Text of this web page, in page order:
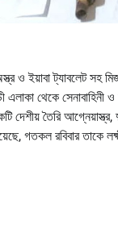
ও ইয়াবা ট্যাবলেট
থেকে
দেশীয় তৈরি
গতকল রবিবার